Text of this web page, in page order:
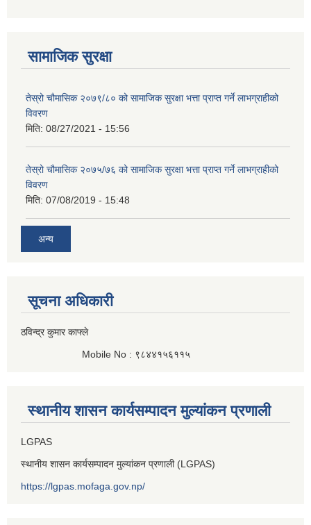
सामाजिक सुरक्षा
तेस्रो चौमासिक २०७९/८० को सामाजिक सुरक्षा भत्ता प्राप्त गर्ने लाभग्राहीको
विवरण
मिति: 08/27/2021 - 15:56
तेस्रो चौमासिक २०७५/७६ को सामाजिक सुरक्षा भत्ता प्राप्त गर्ने लाभग्राहीको
विवरण
मिति: 07/08/2019 - 15:48
अन्य
सूचना अधिकारी
ठविन्द्र कुमार काफ्ले
Mobile No : ९८४४१५६११५
स्थानीय शासन कार्यसम्पादन मुल्यांकन प्रणाली
LGPAS
स्थानीय शासन कार्यसम्पादन मुल्यांकन प्रणाली (LGPAS)
https://lgpas.mofaga.gov.np/